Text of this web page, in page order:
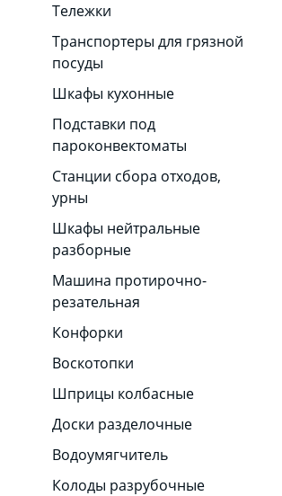
Тележки
Транспортеры для грязной
посуды
Шкафы кухонные
Подставки под
пароконвектоматы
Станции сбора отходов,
урны
Шкафы нейтральные
разборные
Машина протирочно-
резательная
Конфорки
Воскотопки
Шприцы колбасные
Доски разделочные
Водоумягчитель
Колоды разрубочные